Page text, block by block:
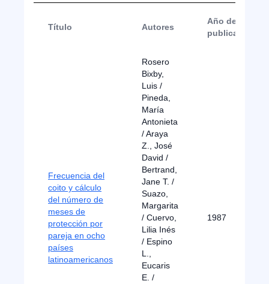
Título Autores
Año de
publicación
Frecuencia del
coito y cálculo
del número de
meses de
protección por
pareja en ocho
países
latinoamericanos
Rosero
Bixby,
Luis /
Pineda,
María
Antonieta
/ Araya
Z., José
David /
Bertrand,
Jane T. /
Suazo,
Margarita
/ Cuervo,
Lilia Inés
/ Espino
L.,
Eucaris
E. /
1987